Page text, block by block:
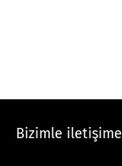
Bizimle